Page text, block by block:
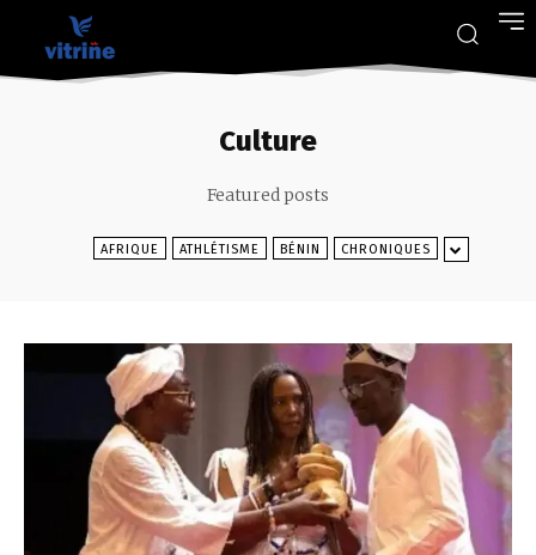
Culture
Featured posts
AFRIQUE ATHLÉTISME BÉNIN CHRONIQUES